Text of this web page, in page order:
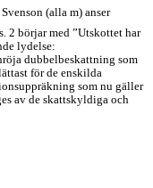
(alla m) anser
2 börjar med ”Utskottet har
lydelse:
dubbelbeskattning som
för de enskilda
som nu gäller
av de skattskyldiga och